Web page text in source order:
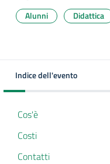
Alunni Didattica
Indice dell'evento
Cos'è
Costi
Contatti